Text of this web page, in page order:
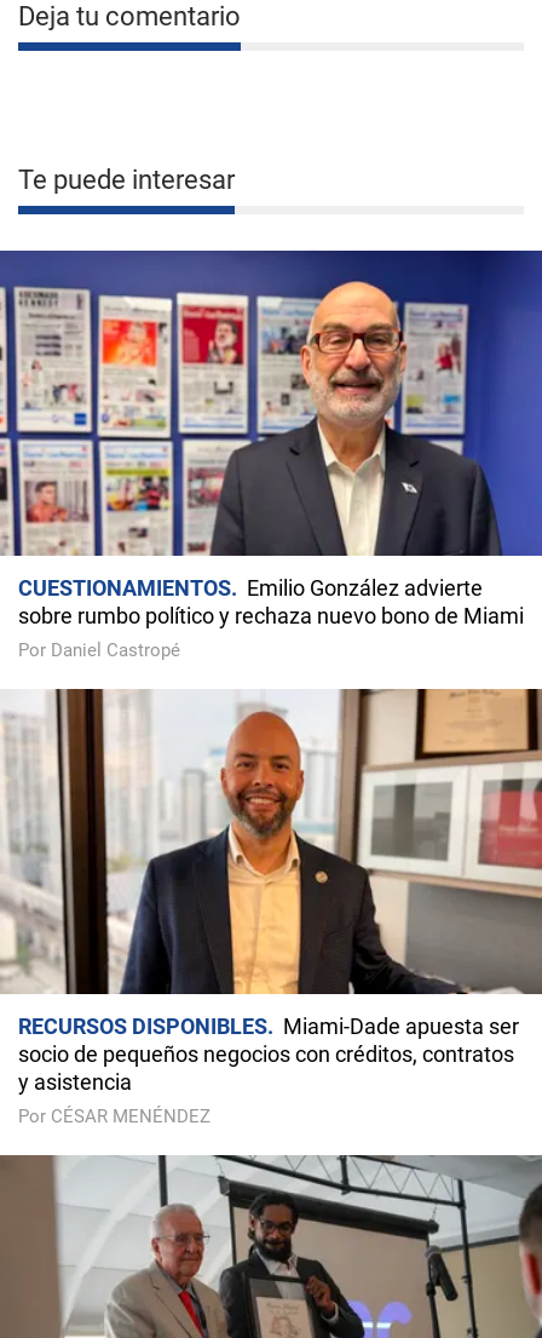
Deja tu comentario
Te puede interesar
CUESTIONAMIENTOS
Emilio González advierte
sobre rumbo político y rechaza nuevo bono de Miami
Por Daniel Castropé
RECURSOS DISPONIBLES
Miami-Dade apuesta ser
socio de pequeños negocios con créditos, contratos
y asistencia
Por CÉSAR MENÉNDEZ